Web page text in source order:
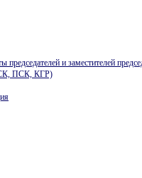
председателей и заместителей
ПСК, КГР)